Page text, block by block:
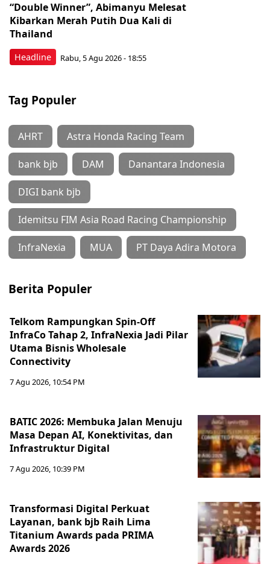
Headline
“Double Winner”, Abimanyu Melesat
Kibarkan Merah Putih Dua Kali di
Thailand
Rabu, 5 Agu 2026 - 18:55
Tag Populer
AHRT Astra Honda Racing Team
bank bjb DAM Danantara Indonesia
DIGI bank bjb
Idemitsu FIM Asia Road Racing Championship
InfraNexia MUA PT Daya Adira Motora
Berita Populer
Telkom Rampungkan Spin-Off
InfraCo Tahap 2, InfraNexia Jadi Pilar
Utama Bisnis Wholesale
Connectivity
7 Agu 2026, 10:54 PM
BATIC 2026: Membuka Jalan Menuju
Masa Depan AI, Konektivitas, dan
Infrastruktur Digital
7 Agu 2026, 10:39 PM
Transformasi Digital Perkuat
Layanan, bank bjb Raih Lima
Titanium Awards pada PRIMA
Awards 2026